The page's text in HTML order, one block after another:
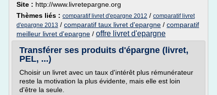
Site : http://www.livretepargne.org
Thèmes liés : comparatif livret d'epargne 2012 / comparatif livret
d'epargne 2013 / comparatif taux livret d'epargne / comparatif
meilleur livret d'epargne / offre livret d'epargne
Transférer ses produits d'épargne (livret,
PEL, ...)
Choisir un livret avec un taux d'intérêt plus rémunérateur
reste la motivation la plus évidente, mais elle est loin
d'être la seule.